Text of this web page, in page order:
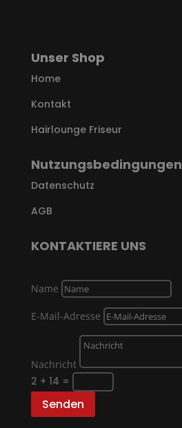
Unser Shop
Home
Kontakt
Hairlounge Friseur
Nutzungsbedingungen
Datenschutz
AGB
KONTAKTIERE UNS
Name
E-Mail-Adresse
Nachricht
2 + 14 =
Senden